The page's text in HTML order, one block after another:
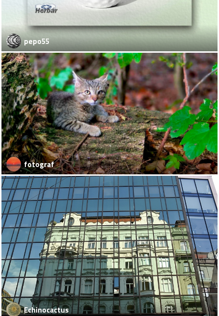
pepo55
fotograf
Echinocactus